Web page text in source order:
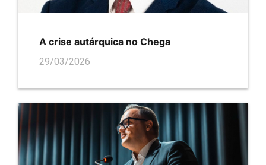
A crise autárquica no Chega
29/03/2026